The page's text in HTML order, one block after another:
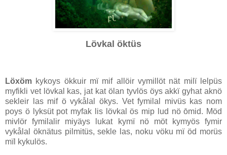
Lövkal öktüs
Löxöm kykoys ökkuir mï mif allöir vymillöt nät milï lelpüs
myfikli vet lövkal kas, jat kat ölan tyvlös öys akkï gyhat aknö
sekleir las mif ö vykålal ökys. Vet fymilal mivüs kas nom
poys ö lyksüt pot myfak lis lövkal ös mip lud nö ōmid. Möd
mivlör fymilalir miyäys lukat kymï nö möt kymyös fymir
vykålal öknätus pilmitüs, sekle las, noku vöku mï öd morüs
mïl kykulös.